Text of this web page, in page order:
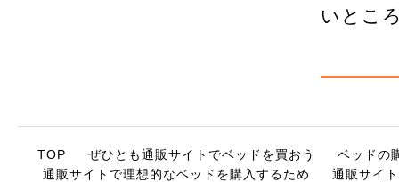
いとこ
TOP ぜひとも通販サイトでベッドを買おう
ベッドの
通販サイトで理想的なベッドを購入するため
通販サイ